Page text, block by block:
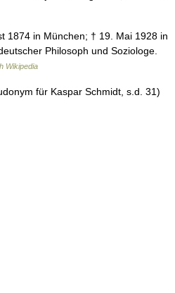
1874 in München; † 19. Mai 1928 in
Philosoph und Soziologe.
Wikipedia
für Kaspar Schmidt, s.d. 31)